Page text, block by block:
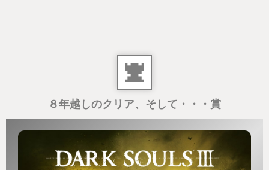
私はこのアプリと出会って毎日の睡眠が楽しみにな
りました。夜寝る前にアプリで睡眠をするを押して
眠る。朝はピカチュウの鳴き声で起こしてもらいま
す。そして、「どんなポケモンが来てくれたかな
～」「どんなカワイイ寝顔なんだろうな～」とチェ
ックします。それが終わったら寝ている間にポケモ
ンたちが集めてくれたきのみと食材でカビゴンにご
飯をあげて仕事に行く、これが私の朝のルーティー
８年越しのクリア、そして・・・賞